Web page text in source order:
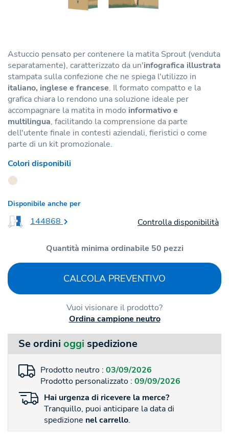
Astuccio pensato per contenere la matita Sprout (venduta
separatamente), caratterizzato da un'infografica illustrata
stampata sulla confezione che ne spiega l'utilizzo in
italiano, inglese e francese. Il formato compatto e la
grafica chiara lo rendono una soluzione ideale per
accompagnare la matita in modo informativo e
multilingua, facilitando la comprensione da parte
dell'utente finale in contesti aziendali, fieristici o come
parte di un kit promozionale.
Colori disponibili
Disponibile anche per
144868 Controlla disponibilità
Quantità minima ordinabile 50 pezzi
CALCOLA PREVENTIVO
Vuoi visionare il prodotto?
Ordina campione neutro
Se ordini oggi spedizione
Prodotto neutro : 03/09/2026
Prodotto personalizzato : 09/09/2026
Hai urgenza di ricevere la merce?
Tranquillo, puoi anticipare la data di
spedizione nel carrello.